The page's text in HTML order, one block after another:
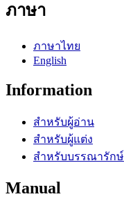
ภาษา
ภาษาไทย
English
Information
สำหรับผู้อ่าน
สำหรับผู้แต่ง
สำหรับบรรณารักษ์
Manual